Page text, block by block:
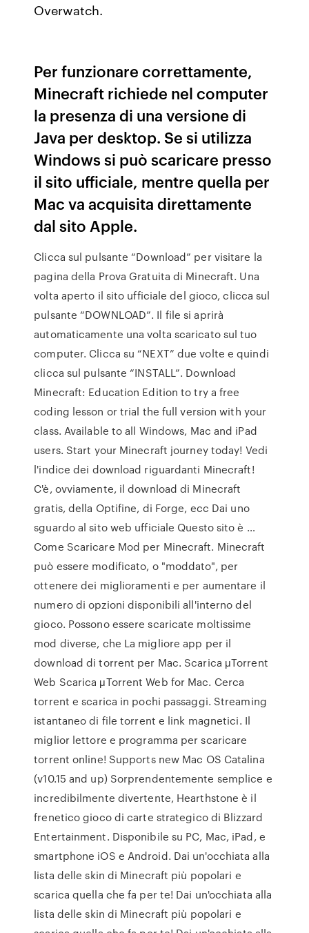
Overwatch.
Per funzionare correttamente,
Minecraft richiede nel computer
la presenza di una versione di
Java per desktop. Se si utilizza
Windows si può scaricare presso
il sito ufficiale, mentre quella per
Mac va acquisita direttamente
dal sito Apple.
Clicca sul pulsante “Download” per visitare la
pagina della Prova Gratuita di Minecraft. Una
volta aperto il sito ufficiale del gioco, clicca sul
pulsante “DOWNLOAD”. Il file si aprirà
automaticamente una volta scaricato sul tuo
computer. Clicca su “NEXT” due volte e quindi
clicca sul pulsante “INSTALL”. Download
Minecraft: Education Edition to try a free
coding lesson or trial the full version with your
class. Available to all Windows, Mac and iPad
users. Start your Minecraft journey today! Vedi
l'indice dei download riguardanti Minecraft!
C'è, ovviamente, il download di Minecraft
gratis, della Optifine, di Forge, ecc Dai uno
sguardo al sito web ufficiale Questo sito è …
Come Scaricare Mod per Minecraft. Minecraft
può essere modificato, o "moddato", per
ottenere dei miglioramenti e per aumentare il
numero di opzioni disponibili all'interno del
gioco. Possono essere scaricate moltissime
mod diverse, che La migliore app per il
download di torrent per Mac. Scarica μTorrent
Web Scarica μTorrent Web for Mac. Cerca
torrent e scarica in pochi passaggi. Streaming
istantaneo di file torrent e link magnetici. Il
miglior lettore e programma per scaricare
torrent online! Supports new Mac OS Catalina
(v10.15 and up) Sorprendentemente semplice e
incredibilmente divertente, Hearthstone è il
frenetico gioco di carte strategico di Blizzard
Entertainment. Disponibile su PC, Mac, iPad, e
smartphone iOS e Android. Dai un'occhiata alla
lista delle skin di Minecraft più popolari e
scarica quella che fa per te! Dai un'occhiata alla
lista delle skin di Minecraft più popolari e